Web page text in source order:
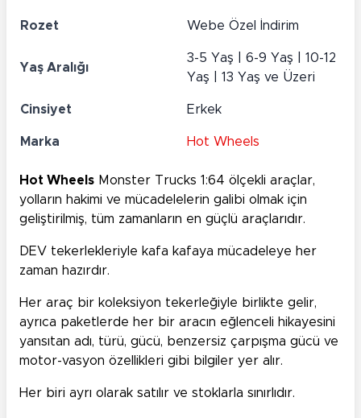
Rozet Webe Özel İndirim
Yaş Aralığı
3-5 Yaş | 6-9 Yaş | 10-12
Yaş | 13 Yaş ve Üzeri
Cinsiyet Erkek
Marka Hot Wheels
Hot Wheels Monster Trucks 1:64 ölçekli araçlar,
yolların hakimi ve mücadelelerin galibi olmak için
geliştirilmiş, tüm zamanların en güçlü araçlarıdır.
DEV tekerlekleriyle kafa kafaya mücadeleye her
zaman hazırdır.
Her araç bir koleksiyon tekerleğiyle birlikte gelir,
ayrıca paketlerde her bir aracın eğlenceli hikayesini
yansıtan adı, türü, gücü, benzersiz çarpışma gücü ve
motor-vasyon özellikleri gibi bilgiler yer alır.
Her biri ayrı olarak satılır ve stoklarla sınırlıdır.